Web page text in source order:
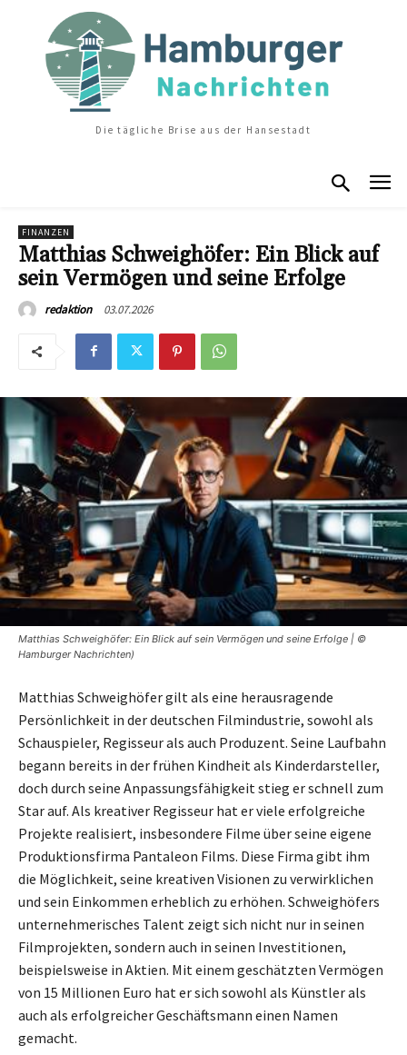
Die tägliche Brise aus der Hansestadt
FINANZEN
Matthias Schweighöfer: Ein Blick auf
sein Vermögen und seine Erfolge
redaktion 03.07.2026
Matthias Schweighöfer: Ein Blick auf sein Vermögen und seine Erfolge | ©
Hamburger Nachrichten)
Matthias Schweighöfer gilt als eine herausragende
Persönlichkeit in der deutschen Filmindustrie, sowohl als
Schauspieler, Regisseur als auch Produzent. Seine Laufbahn
begann bereits in der frühen Kindheit als Kinderdarsteller,
doch durch seine Anpassungsfähigkeit stieg er schnell zum
Star auf. Als kreativer Regisseur hat er viele erfolgreiche
Projekte realisiert, insbesondere Filme über seine eigene
Produktionsfirma Pantaleon Films. Diese Firma gibt ihm
die Möglichkeit, seine kreativen Visionen zu verwirklichen
und sein Einkommen erheblich zu erhöhen. Schweighöfers
unternehmerisches Talent zeigt sich nicht nur in seinen
Filmprojekten, sondern auch in seinen Investitionen,
beispielsweise in Aktien. Mit einem geschätzten Vermögen
von 15 Millionen Euro hat er sich sowohl als Künstler als
auch als erfolgreicher Geschäftsmann einen Namen
gemacht.